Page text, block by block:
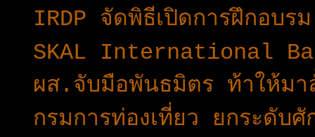
IRDP จัดพิธีเปิดการฝึกอ
SKAL International
ผส.จับมือพันธมิตร ท้าให้
กรมการท่องเที่ยว ยกระดับ